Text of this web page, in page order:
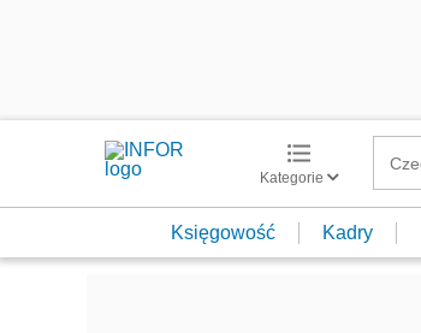
Kategorie
Księgowość Kadry